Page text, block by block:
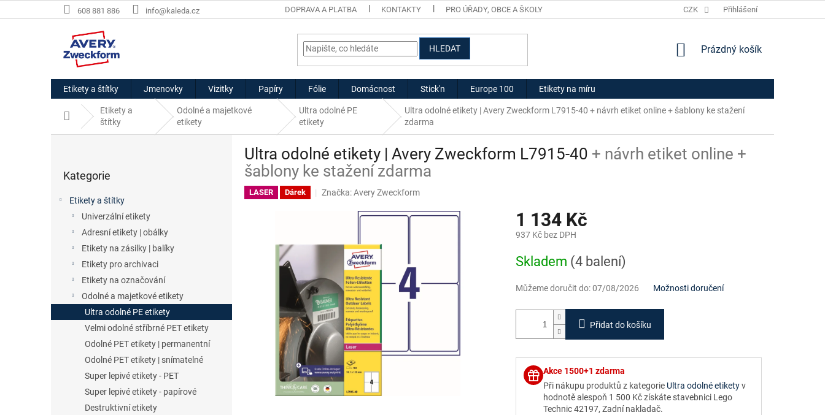
na
608 881 886 info@kaleda.cz DOPRAVA A PLATBA KONTAKTY PRO ÚŘADY, OBCE A ŠKOLY HODNOCENÍ OBCHODU
CZK Přihlášení
HLEDAT
NÁKUPNÍ
Prázdný košík
Etikety a štítky Jmenovky Vizitky Papíry Fólie Domácnost Stick'n Europe 100 Etikety na míru
Domů
Etikety a
štítky
Odolné a majetkové
etikety
Ultra odolné PE
etikety
Ultra odolné etikety | Avery Zweckform L7915-40+ návrh etiket online + šablony ke stažení
zdarma
e
l
kategorie
Kategorie
Etikety a štítky
Univerzální etikety
Adresní etikety | obálky
Etikety na zásilky | balíky
Etikety pro archivaci
Etikety na označování
Odolné a majetkové etikety
Ultra odolné PE etikety
Velmi odolné stříbrné PET etikety
Odolné PET etikety | permanentní
Odolné PET etikety | snímatelné
Super lepivé etikety - PET
Super lepivé etikety - papírové
Destruktivní etikety
Ultra odolné etikety | Avery Zweckform L7915-40 + návrh etiket online +
šablony ke stažení zdarma
LASER Dárek Značka:Avery Zweckform
1 134 Kč
937 Kč bez DPH
cena:
Skladem (4 balení)
Můžeme doručit do: 07/08/2026 Možnosti doručení
Přidat do košíku
Akce 1500+1 zdarma
Při nákupu produktů z kategorie Ultra odolné etiketyv
hodnotě alespoň 1 500 Kč získáte stavebnici Lego
Technic 42197, Zadní nakladač.